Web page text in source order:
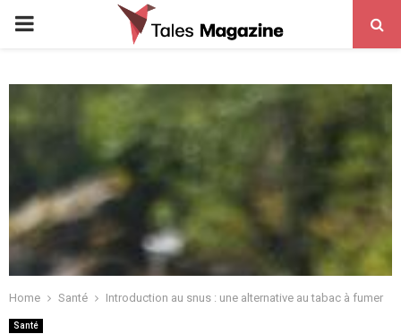
PRIMARY
Home Santé Introduction au snus : une alternative au tabac à fumer
Santé